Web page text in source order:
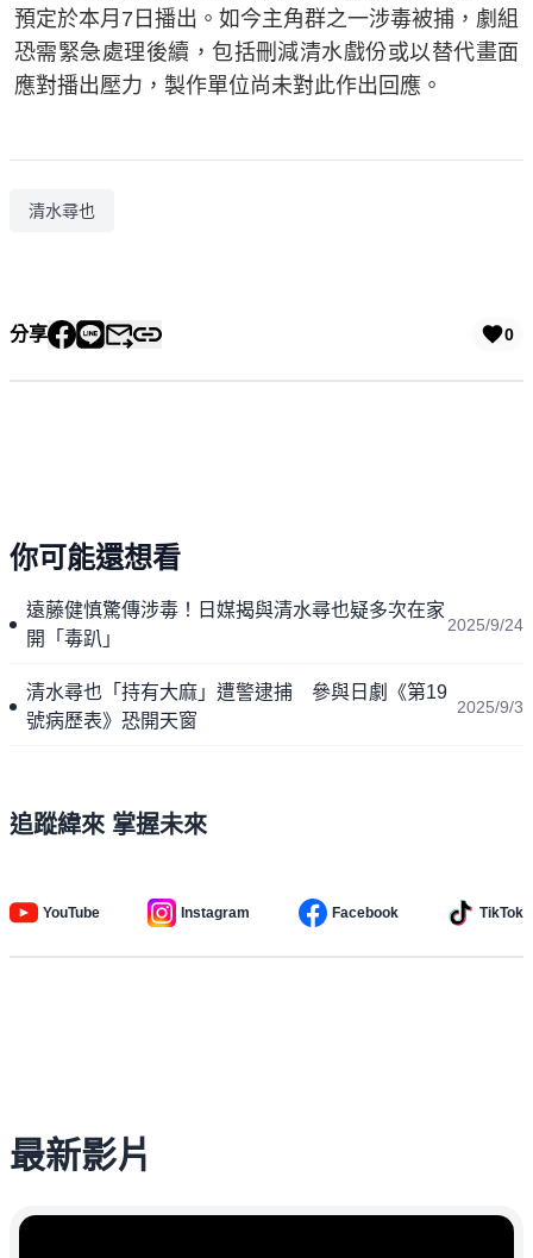
預定於本月7日播出。如今主角群之一涉毒被捕，劇組
恐需緊急處理後續，包括刪減清水戲份或以替代畫面
應對播出壓力，製作單位尚未對此作出回應。
清水尋也
分享 0
你可能還想看
遠藤健慎驚傳涉毒！日媒揭與清水尋也疑多次在家
開「毒趴」
2025/9/24
清水尋也「持有大麻」遭警逮捕 參與日劇《第19
號病歷表》恐開天窗
2025/9/3
追蹤緯來 掌握未來
YouTube Instagram Facebook TikTok
最新影片